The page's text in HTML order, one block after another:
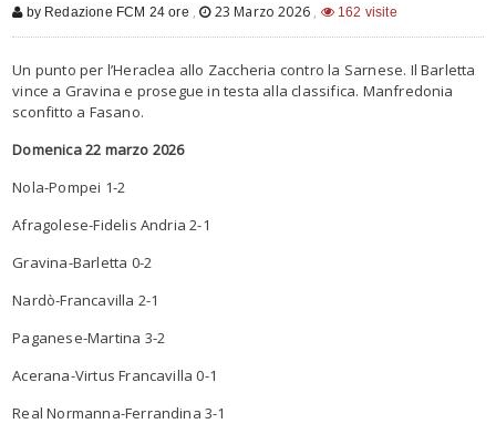
by Redazione FCM 24 ore , 23 Marzo 2026 , 162 visite
Un punto per l’Heraclea allo Zaccheria contro la Sarnese. Il Barletta
vince a Gravina e prosegue in testa alla classifica. Manfredonia
sconfitto a Fasano.
Domenica 22 marzo 2026
Nola-Pompei 1-2
Afragolese-Fidelis Andria 2-1
Gravina-Barletta 0-2
Nardò-Francavilla 2-1
Paganese-Martina 3-2
Acerana-Virtus Francavilla 0-1
Real Normanna-Ferrandina 3-1